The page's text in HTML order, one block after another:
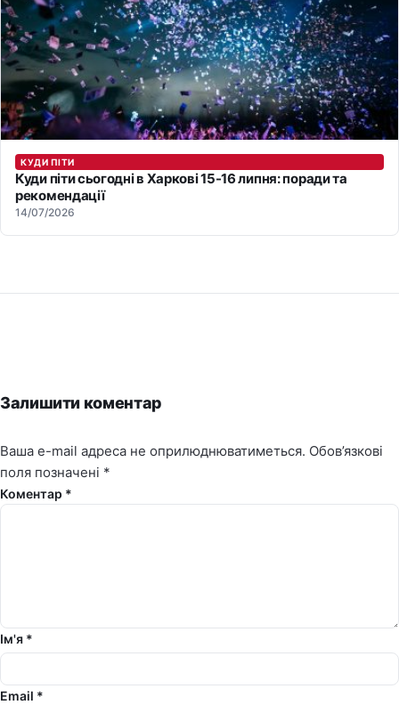
КУДИ ПІТИ
Куди піти сьогодні в Харкові 15-16 липня: поради та
рекомендації
14/07/2026
Залишити коментар
Ваша e-mail адреса не оприлюднюватиметься. Обов’язкові
поля позначені *
Коментар *
Ім'я *
Email *